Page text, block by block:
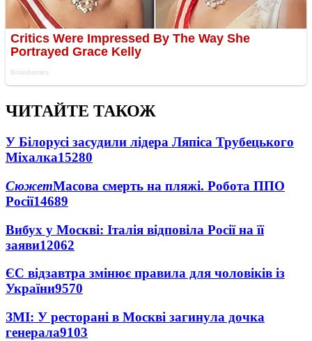
ЧИТАЙТЕ ТАКОЖ
У Білорусі засудили лідера Ляпіса Трубецького
Міхалка15280
СюжетМасова смерть на пляжі. Робота ППО
Росії14689
Вибух у Москві: Італія відповіла Росії на її
заяви12062
ЄС відзавтра змінює правила для чоловіків із
України9570
ЗМІ: У ресторані в Москві загинула дочка
генерала9103